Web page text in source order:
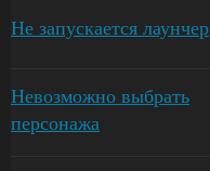
Не запускается лаунчер
Невозможно выбрать
персонажа